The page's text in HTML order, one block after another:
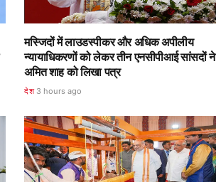
मस्जिदों में लाउडस्पीकर और अधिक अपीलीय
न्यायाधिकरणों को लेकर तीन एनसीपीआई सांसदों ने
अमित शाह को लिखा पत्र
देश 3 hours ago